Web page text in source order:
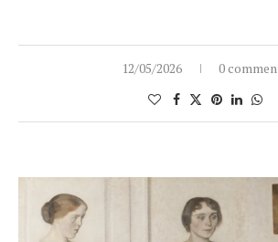
12/05/2026 0